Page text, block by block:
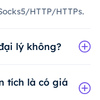
HTTP/HTTPs.
lý không?
tích là có giá